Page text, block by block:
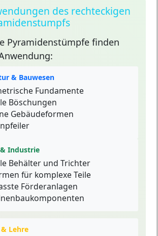
des rechteckigen
Pyramidenstümpfe finden
& Bauwesen
Fundamente
Böschungen
Gebäudeformen
Industrie
Behälter und Trichter
für komplexe Teile
Förderanlagen
Lehre